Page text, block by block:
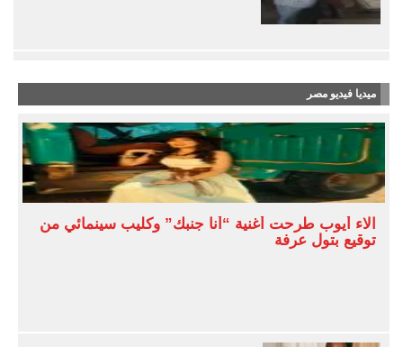
ميديا فيديو مصر
آلاء أيوب طرحت أغنية “أنا جنبك” وكليب سينمائي من
توقيع بتول عرفة